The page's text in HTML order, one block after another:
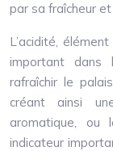
par sa fraîcheur
L’acidité,
important dans
rafraîchir le
créant ainsi
aromatique, ou
indicateur